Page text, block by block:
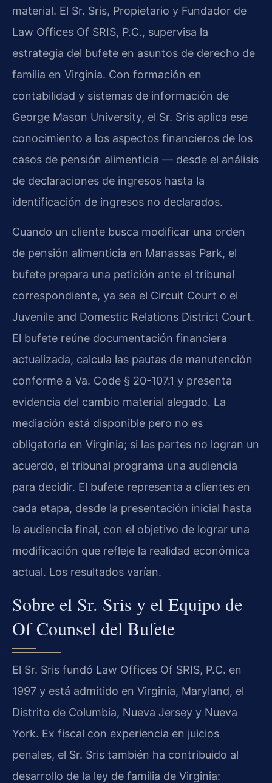
material. El Sr. Sris, Propietario y Fundador de
Law Offices Of SRIS, P.C., supervisa la
estrategia del bufete en asuntos de derecho de
familia en Virginia. Con formación en
contabilidad y sistemas de información de
George Mason University, el Sr. Sris aplica ese
conocimiento a los aspectos financieros de los
casos de pensión alimenticia — desde el análisis
de declaraciones de ingresos hasta la
identificación de ingresos no declarados.
Cuando un cliente busca modificar una orden
de pensión alimenticia en Manassas Park, el
bufete prepara una petición ante el tribunal
correspondiente, ya sea el Circuit Court o el
Juvenile and Domestic Relations District Court.
El bufete reúne documentación financiera
actualizada, calcula las pautas de manutención
conforme a Va. Code § 20-107.1 y presenta
evidencia del cambio material alegado. La
mediación está disponible pero no es
obligatoria en Virginia; si las partes no logran un
acuerdo, el tribunal programa una audiencia
para decidir. El bufete representa a clientes en
cada etapa, desde la presentación inicial hasta
la audiencia final, con el objetivo de lograr una
modificación que refleje la realidad económica
actual. Los resultados varían.
Sobre el Sr. Sris y el Equipo de
Of Counsel del Bufete
El Sr. Sris fundó Law Offices Of SRIS, P.C. en
1997 y está admitido en Virginia, Maryland, el
Distrito de Columbia, Nueva Jersey y Nueva
York. Ex fiscal con experiencia en juicios
penales, el Sr. Sris también ha contribuido al
desarrollo de la ley de familia de Virginia: